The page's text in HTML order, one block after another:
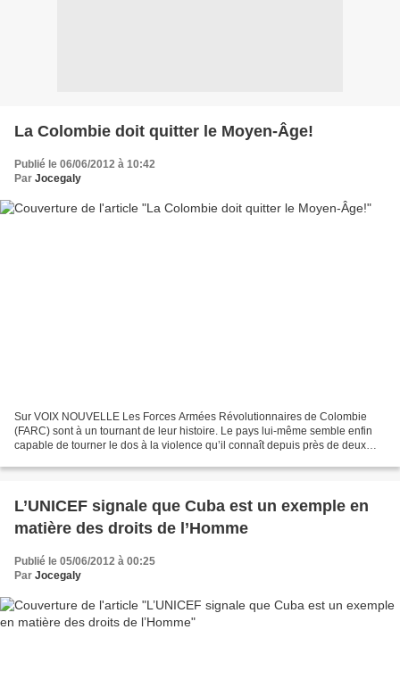
La Colombie doit quitter le Moyen-Âge!
Publié le 06/06/2012 à 10:42
Par Jocegaly
Sur VOIX NOUVELLE Les Forces Armées Révolutionnaires de Colombie
(FARC) sont à un tournant de leur histoire. Le pays lui-même semble enfin
capable de tourner le dos à la violence qu’il connaît depuis près de deux
L’UNICEF signale que Cuba est un exemple en
matière des droits de l’Homme
Publié le 05/06/2012 à 00:25
Par Jocegaly